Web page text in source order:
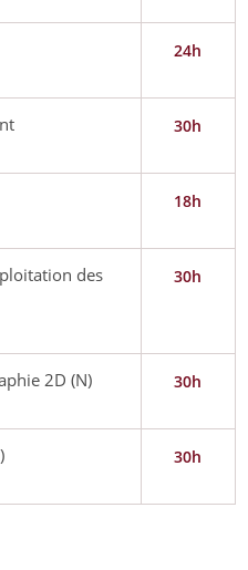
24h
30h
18h
des
30h
2D (N) 30h
30h